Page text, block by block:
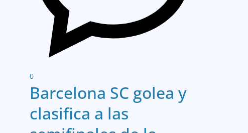
0
Barcelona SC golea y
clasifica a las